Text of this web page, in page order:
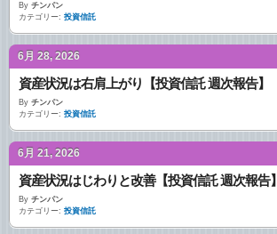
By チンパン
カテゴリー: 投資信託
6月 28, 2026
資産状況は右肩上がり【投資信託 週次報告】
By チンパン
カテゴリー: 投資信託
6月 21, 2026
資産状況はじわりと改善【投資信託 週次報告】
By チンパン
カテゴリー: 投資信託